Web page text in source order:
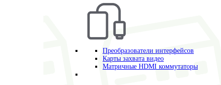
Преобразователи интерфейсов
Карты захвата видео
Матричные HDMI коммутаторы